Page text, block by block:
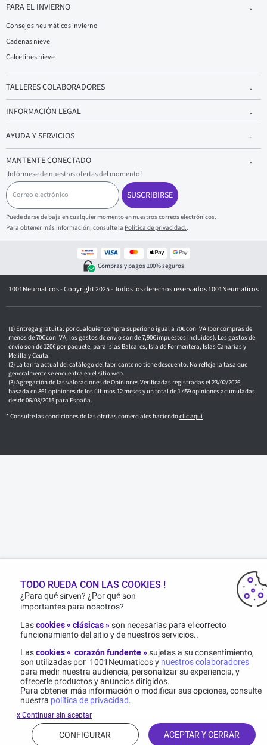
PARA EL INVIERNO
Consejos neumáticos invierno
Cadenas nieve
Calcetines nieve
TALLERES COLABORADORES
INFORMACIÓN LEGAL
AYUDA Y SERVICIOS
MANTENTE CONECTADO
¡Infórmese de nuestras ofertas del momento!
C
o
r
r
e
o
n
o
SUSCRIBIRSE
Puede darse de baja en cualquier momento en nuestros correos electrónicos.
Para obtener más información, consulte la Política de privacidad..
Compras y pagos 100% seguros
1001Neumaticos - Copyright 2025 - Todos los derechos reservados 1001Neumaticos
Entrega gratuita: por cualquier compra superior o igual a 70€ con IVA (por compras de
menos de 70€ con IVA, los gastos de envío son de 7,90€ impuestos incluidos). Los gastos de
envío son de 120€ por paquete, para Islas Baleares, Isla de Formentera, Islas Canarias y
Melilla y Ceuta.
La tarifa actual del catálogo del fabricante no tiene descuento. No refleja la tasa que
generalmente se encuentra en el sitio web.
Agregación de las valoraciones de Opiniones Verificadas registradas el 23/02/2026,
basada en 861 opiniones de los últimos 12 meses y un total de 1 459 opiniones acumuladas
desde 06/08/2015 para España.
* Consulte las condiciones de las ofertas comerciales haciendoclic aquí
TODO RUEDA CON LAS COOKIES !
¿Para qué sirven? ¿Por qué son
importantes para nosotros?
Lascookies « clásicas »son necesarias para el correcto
funcionamiento del sitio y de nuestros servicios..
Lascookies « corazón fundente »sujetas a su consentimiento,
son utilizadas por 1001Neumaticos y nuestros colaboradores
para medir nuestra audiencia, personalizar su experiencia, y
ofrecerle productos y anuncios dirigidos.
Para obtener más información o modificar sus opciones, consulte
nuestra política de privacidad.
ACEPTAR Y CERRAR
CONFIGURAR
x Continuar sin aceptar